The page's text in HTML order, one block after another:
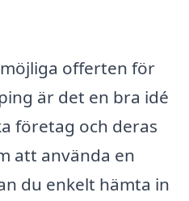
offerten för
är det en bra idé
företag och deras
att använda en
du enkelt hämta in